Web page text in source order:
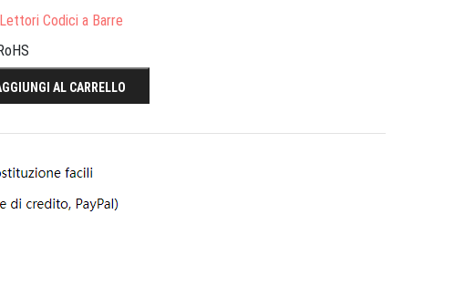
Codici a Barre
AL CARRELLO